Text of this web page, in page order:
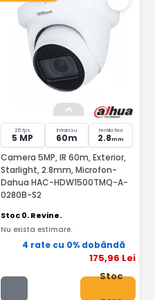
25 fps
5 MP
Infrarosu
60m
lentila fixa
2.8mm
Camera 5MP, IR 60m, Exterior,
Starlight, 2.8mm, Microfon-
Dahua HAC-HDW1500TMQ-A-
0280B-S2
Stoc 0. Revine.
Nu exista estimare.
4 rate cu 0% dobândă
175,96 Lei
Stoc